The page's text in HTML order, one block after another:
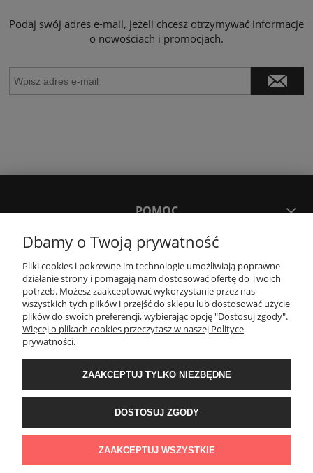
Podaj swój adres e-mail, jeżeli chcesz otrzymywać informacje
o nowościach i promocjach.
POMOC
MOJE KONTO
PŁATNOŚCI I DOSTAWA
Wyposażenie łazienek Łazienki.eco | Pawła 23, 41-708 Ruda Śląska | E-mail:
sklep@lazienki.eco | Tel.: 600 012 164 lub 600 012 159 | TGS Przemysław
Stoń | NIP: 6312213594 | REGON: 276403698
Dbamy o Twoją prywatność
Pliki cookies i pokrewne im technologie umożliwiają poprawne
działanie strony i pomagają nam dostosować ofertę do Twoich
potrzeb. Możesz zaakceptować wykorzystanie przez nas
wszystkich tych plików i przejść do sklepu lub dostosować użycie
plików do swoich preferencji, wybierając opcję "Dostosuj zgody".
Więcej o plikach cookies przeczytasz w naszej Polityce
prywatności.
ZAAKCEPTUJ TYLKO NIEZBĘDNE
DOSTOSUJ ZGODY
ZAAKCEPTUJ WSZYSTKIE